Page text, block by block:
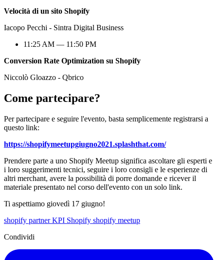
Velocità di un sito Shopify
Iacopo Pecchi - Sintra Digital Business
11:25 AM — 11:50 PM
Conversion Rate Optimization su Shopify
Niccolò Gloazzo - Qbrico
Come partecipare?
Per partecipare e seguire l'evento, basta semplicemente registrarsi a
questo link:
https://shopifymeetupgiugno2021.splashthat.com/
Prendere parte a uno Shopify Meetup significa ascoltare gli esperti e
i loro suggerimenti tecnici, seguire i loro consigli e le esperienze di
altri merchant, avere la possibilità di porre domande e ricever il
materiale presentato nel corso dell'evento con un solo link.
Ti aspettiamo giovedì 17 giugno!
shopify partnerKPI Shopify shopify meetup
Condividi